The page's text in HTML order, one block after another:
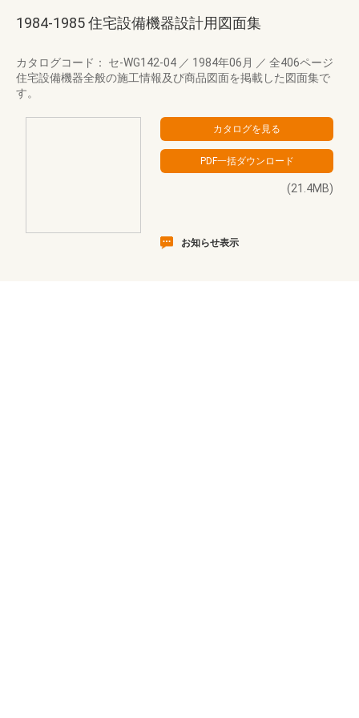
1984-1985 住宅設備機器設計用図面集
カタログコード： セ-WG142-04 ／ 1984年06月 ／ 全406ページ
住宅設備機器全般の施工情報及び商品図面を掲載した図面集で
す。
(21.4MB)
お知らせ表示